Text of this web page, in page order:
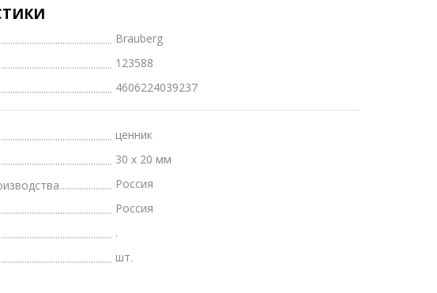
форматки
работ
Brauberg
123588
4606224039237
ценник
30 х 20 мм
Россия
Россия
.
шт.